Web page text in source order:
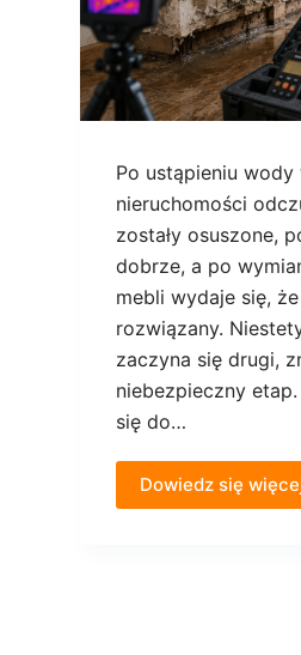
Po ustąpieniu wody
nieruchomości
zostały osuszone,
dobrze, a po
mebli wydaje się,
rozwiązany.
zaczyna się drugi,
niebezpieczny
się do…
Dowiedz się